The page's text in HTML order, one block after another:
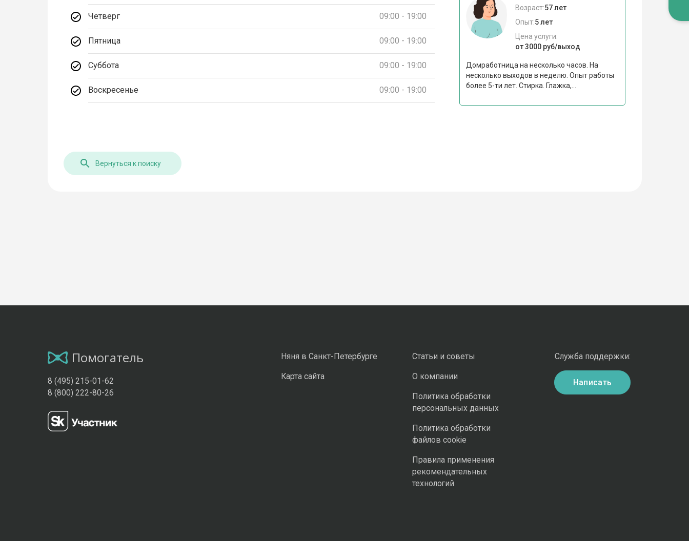
Четверг 09:00 - 19:00
Пятница 09:00 - 19:00
Суббота 09:00 - 19:00
Воскресенье 09:00 - 19:00
Возраст:57 лет
Опыт:5 лет
Цена услуги:
от 3000 руб/выход
Домработница на несколько часов. На
несколько выходов в неделю. Опыт работы
более 5-ти лет. Стирка. Глажка,...
Вернуться к поиску
Помогатель
8 (495) 215-01-62
8 (800) 222-80-26
Няня в Санкт-Петербурге
Карта сайта
Статьи и советы
О компании
Политика обработки
персональных данных
Политика обработки
файлов cookie
Правила применения
рекомендательных
технологий
Служба поддержки:
Написать